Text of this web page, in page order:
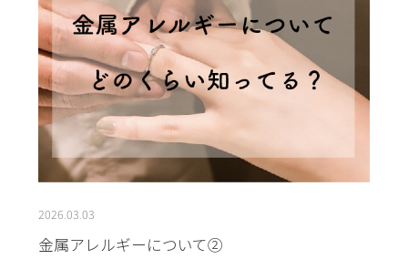
2026.03.03
金属アレルギーについて②